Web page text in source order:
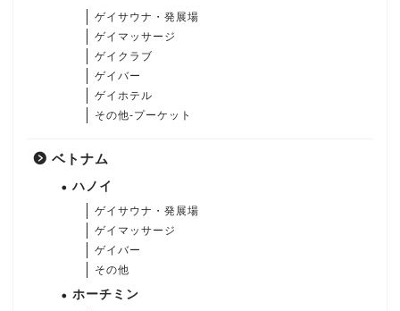
ゲイサウナ・発展場
ゲイマッサージ
ゲイクラブ
ゲイバー
ゲイホテル
その他-プーケット
ベトナム
ハノイ
ゲイサウナ・発展場
ゲイマッサージ
ゲイバー
その他
ホーチミン